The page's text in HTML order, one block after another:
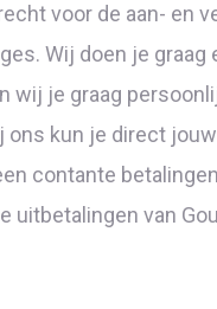
voor de aan- en
Wij doen je graag
wij je graag
ons kun je direct
contante
uitbetalingen van